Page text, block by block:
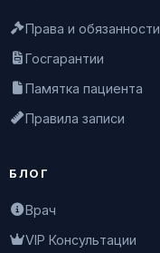
Права и обязанности
Госгарантии
Памятка пациента
Правила записи
БЛОГ
Врач
VIP Консультации